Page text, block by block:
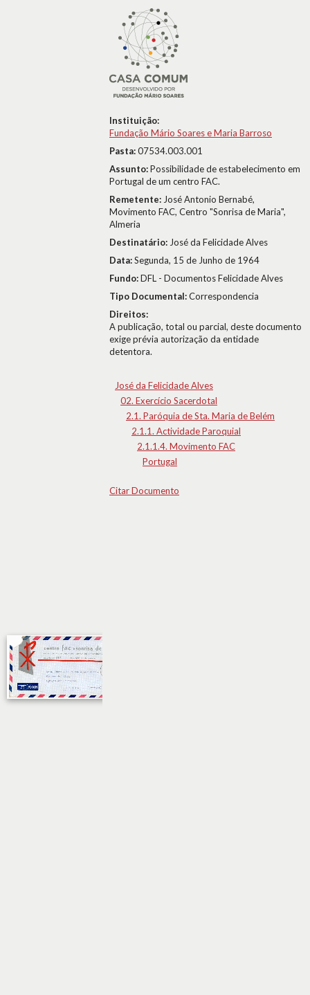
Instituição:
Fundação Mário Soares e Maria Barroso
Pasta:07534.003.001
Assunto:Possibilidade de estabelecimento em
Portugal de um centro FAC.
Remetente: José Antonio Bernabé,
Movimento FAC, Centro "Sonrisa de Maria",
Almeria
Destinatário: José da Felicidade Alves
Data:Segunda, 15 de Junho de 1964
Fundo:DFL - Documentos Felicidade Alves
Tipo Documental:Correspondencia
Direitos:
A publicação, total ou parcial, deste documento
exige prévia autorização da entidade
detentora.
José da Felicidade Alves
02. Exercício Sacerdotal
2.1. Paróquia de Sta. Maria de Belém
2.1.1. Actividade Paroquial
2.1.1.4. Movimento FAC
Portugal
Citar Documento